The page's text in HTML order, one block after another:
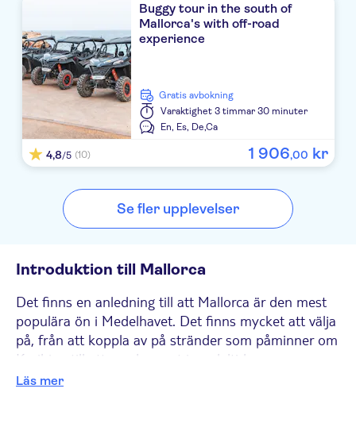
Residencia son Floriana
Playa Dorada
Blue Sea Hotel Don Jaime
Club S'Illot
Ciudad Laurel
Club Simo
La Santa Maria Playa
Voramar
Buggy tour in the south of
Mallorca's with off-road
experience
Gratis avbokning
Varaktighet 3 timmar 30 minuter
En, Es, De,Ca
4,8/5 (10) 1 906,00 kr
Se fler upplevelser
Introduktion till Mallorca
Det finns en anledning till att Mallorca är den mest
populära ön i Medelhavet. Det finns mycket att välja
på, från att koppla av på stränder som påminner om
Karibien till att vandra runt i medeltida
muromgärdade städer och köra längs natursköna
Läs mer